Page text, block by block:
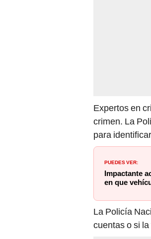
Expertos en
crimen. La
para
PUEDES VER:
Impactante
en que
La Policía
cuentas o si